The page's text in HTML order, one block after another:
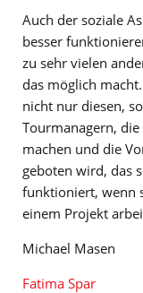
Auch der soziale
besser
zu sehr vielen
das möglich
nicht nur diesen,
Tourmanagern,
machen und die
geboten wird, das
funktioniert, wenn
einem Projekt
Michael Masen
Fatima Spar